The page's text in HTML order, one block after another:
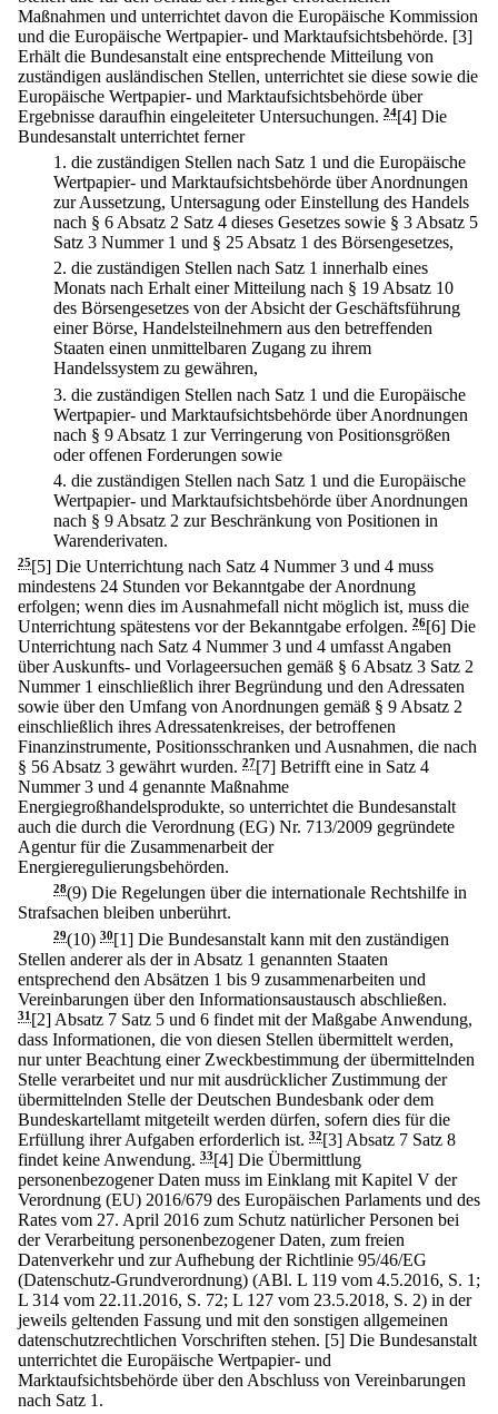
Maßnahmen und unterrichtet davon die Europäische Kommission
und die Europäische Wertpapier- und Marktaufsichtsbehörde. [3]
Erhält die Bundesanstalt eine entsprechende Mitteilung von
zuständigen ausländischen Stellen, unterrichtet sie diese sowie die
Europäische Wertpapier- und Marktaufsichtsbehörde über
Ergebnisse daraufhin eingeleiteter Untersuchungen. 24[4] Die
Bundesanstalt unterrichtet ferner
1. die zuständigen Stellen nach Satz 1 und die Europäische
Wertpapier- und Marktaufsichtsbehörde über Anordnungen
zur Aussetzung, Untersagung oder Einstellung des Handels
nach § 6 Absatz 2 Satz 4 dieses Gesetzes sowie § 3 Absatz 5
Satz 3 Nummer 1 und § 25 Absatz 1 des Börsengesetzes,
2. die zuständigen Stellen nach Satz 1 innerhalb eines
Monats nach Erhalt einer Mitteilung nach § 19 Absatz 10
des Börsengesetzes von der Absicht der Geschäftsführung
einer Börse, Handelsteilnehmern aus den betreffenden
Staaten einen unmittelbaren Zugang zu ihrem
Handelssystem zu gewähren,
3. die zuständigen Stellen nach Satz 1 und die Europäische
Wertpapier- und Marktaufsichtsbehörde über Anordnungen
nach § 9 Absatz 1 zur Verringerung von Positionsgrößen
oder offenen Forderungen sowie
4. die zuständigen Stellen nach Satz 1 und die Europäische
Wertpapier- und Marktaufsichtsbehörde über Anordnungen
nach § 9 Absatz 2 zur Beschränkung von Positionen in
Warenderivaten.
25[5] Die Unterrichtung nach Satz 4 Nummer 3 und 4 muss
mindestens 24 Stunden vor Bekanntgabe der Anordnung
erfolgen; wenn dies im Ausnahmefall nicht möglich ist, muss die
Unterrichtung spätestens vor der Bekanntgabe erfolgen. 26[6] Die
Unterrichtung nach Satz 4 Nummer 3 und 4 umfasst Angaben
über Auskunfts- und Vorlageersuchen gemäß § 6 Absatz 3 Satz 2
Nummer 1 einschließlich ihrer Begründung und den Adressaten
sowie über den Umfang von Anordnungen gemäß § 9 Absatz 2
einschließlich ihres Adressatenkreises, der betroffenen
Finanzinstrumente, Positionsschranken und Ausnahmen, die nach
§ 56 Absatz 3 gewährt wurden. 27[7] Betrifft eine in Satz 4
Nummer 3 und 4 genannte Maßnahme
Energiegroßhandelsprodukte, so unterrichtet die Bundesanstalt
auch die durch die Verordnung (EG) Nr. 713/2009 gegründete
Agentur für die Zusammenarbeit der
Energieregulierungsbehörden.
28(9) Die Regelungen über die internationale Rechtshilfe in
Strafsachen bleiben unberührt.
29(10) 30[1] Die Bundesanstalt kann mit den zuständigen
Stellen anderer als der in Absatz 1 genannten Staaten
entsprechend den Absätzen 1 bis 9 zusammenarbeiten und
Vereinbarungen über den Informationsaustausch abschließen.
31 [2] Absatz 7 Satz 5 und 6 findet mit der Maßgabe Anwendung,
dass Informationen, die von diesen Stellen übermittelt werden,
nur unter Beachtung einer Zweckbestimmung der übermittelnden
Stelle verarbeitet und nur mit ausdrücklicher Zustimmung der
übermittelnden Stelle der Deutschen Bundesbank oder dem
Bundeskartellamt mitgeteilt werden dürfen, sofern dies für die
Erfüllung ihrer Aufgaben erforderlich ist. 32[3] Absatz 7 Satz 8
findet keine Anwendung. 33[4] Die Übermittlung
personenbezogener Daten muss im Einklang mit Kapitel V der
Verordnung (EU) 2016/679 des Europäischen Parlaments und des
Rates vom 27. April 2016 zum Schutz natürlicher Personen bei
der Verarbeitung personenbezogener Daten, zum freien
Datenverkehr und zur Aufhebung der Richtlinie 95/46/EG
(Datenschutz-Grundverordnung) (ABl. L 119 vom 4.5.2016, S. 1;
L 314 vom 22.11.2016, S. 72; L 127 vom 23.5.2018, S. 2) in der
jeweils geltenden Fassung und mit den sonstigen allgemeinen
datenschutzrechtlichen Vorschriften stehen. [5] Die Bundesanstalt
unterrichtet die Europäische Wertpapier- und
Marktaufsichtsbehörde über den Abschluss von Vereinbarungen
nach Satz 1.